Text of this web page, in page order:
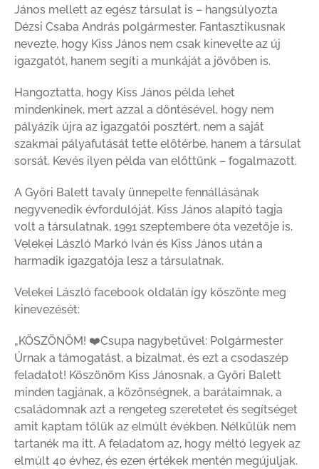
János mellett az egész társulat is – hangsúlyozta
Dézsi Csaba András polgármester. Fantasztikusnak
nevezte, hogy Kiss János nem csak kinevelte az új
igazgatót, hanem segíti a munkáját a jövőben is.
Hangoztatta, hogy Kiss János példa lehet
mindenkinek, mert azzal a döntésével, hogy nem
pályázik újra az igazgatói posztért, nem a saját
szakmai pályafutását tette előtérbe, hanem a társulat
sorsát. Kevés ilyen példa van előttünk – fogalmazott.
A Győri Balett tavaly ünnepelte fennállásának
negyvenedik évfordulóját. Kiss János alapító tagja
volt a társulatnak, 1991 szeptembere óta vezetője is.
Velekei László Markó Iván és Kiss János után a
harmadik igazgatója lesz a társulatnak.
Velekei László facebook oldalán így köszönte meg
kinevezését:
„KÖSZÖNÖM! ❤️Csupa nagybetűvel: Polgármester
Úrnak a támogatást, a bizalmat, és ezt a csodaszép
feladatot! Köszönöm Kiss Jánosnak, a Győri Balett
minden tagjának, a közönségnek, a barátaimnak, a
családomnak azt a rengeteg szeretetet és segítséget
amit kaptam tőlük az elmúlt évékben. Nélkülük nem
tartanék ma itt. A feladatom az, hogy méltó legyek az
elmúlt 40 évhez, és ezen értékek mentén megújuljak.